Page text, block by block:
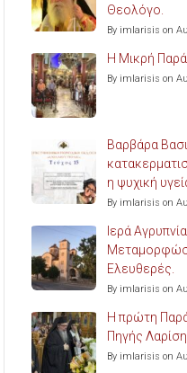
Θεολόγο.
By imlarisis on
Η Μικρή
By imlarisis on
Βαρβάρα
η ψυχική
By imlarisis on
Ιερά
Ελευθερές.
By imlarisis on
Η πρώτη
Πηγής
By imlarisis on